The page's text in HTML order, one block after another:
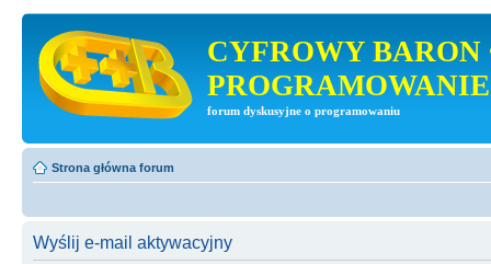
CYFROWY BARON
PROGRAMOWANIE
forum dyskusyjne o programowaniu
Strona główna forum
Wyślij e-mail aktywacyjny